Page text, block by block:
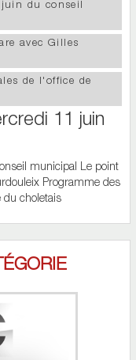
du conseil
avec Gilles
de l'office de
11 juin
municipal Le point
Programme des
du choletais